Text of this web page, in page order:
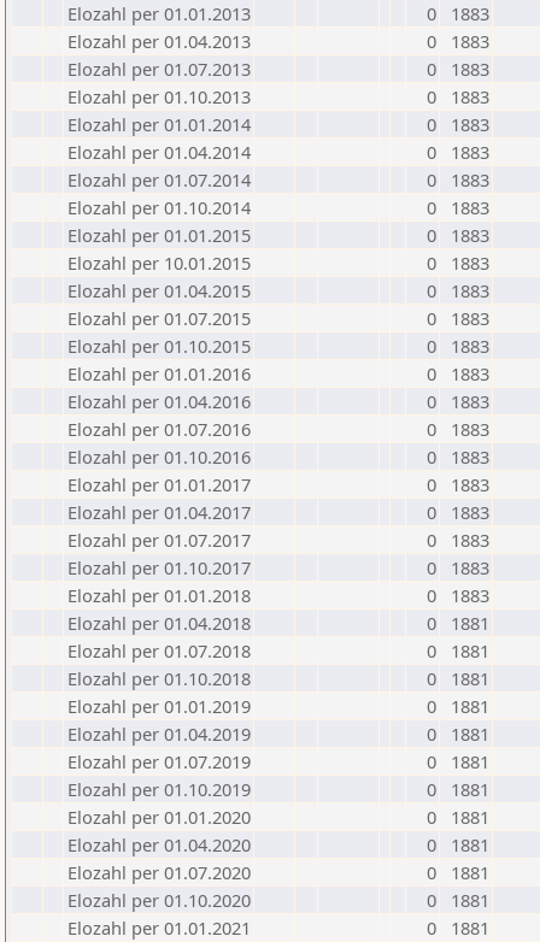
Elozahl per 01.01.2013
0
1883
Elozahl per 01.04.2013
0
1883
Elozahl per 01.07.2013
0
1883
Elozahl per 01.10.2013
0
1883
Elozahl per 01.01.2014
0
1883
Elozahl per 01.04.2014
0
1883
Elozahl per 01.07.2014
0
1883
Elozahl per 01.10.2014
0
1883
Elozahl per 01.01.2015
0
1883
Elozahl per 10.01.2015
0
1883
Elozahl per 01.04.2015
0
1883
Elozahl per 01.07.2015
0
1883
Elozahl per 01.10.2015
0
1883
Elozahl per 01.01.2016
0
1883
Elozahl per 01.04.2016
0
1883
Elozahl per 01.07.2016
0
1883
Elozahl per 01.10.2016
0
1883
Elozahl per 01.01.2017
0
1883
Elozahl per 01.04.2017
0
1883
Elozahl per 01.07.2017
0
1883
Elozahl per 01.10.2017
0
1883
Elozahl per 01.01.2018
0
1883
Elozahl per 01.04.2018
0
1881
Elozahl per 01.07.2018
0
1881
Elozahl per 01.10.2018
0
1881
Elozahl per 01.01.2019
0
1881
Elozahl per 01.04.2019
0
1881
Elozahl per 01.07.2019
0
1881
Elozahl per 01.10.2019
0
1881
Elozahl per 01.01.2020
0
1881
Elozahl per 01.04.2020
0
1881
Elozahl per 01.07.2020
0
1881
Elozahl per 01.10.2020
0
1881
Elozahl per 01.01.2021
0
1881